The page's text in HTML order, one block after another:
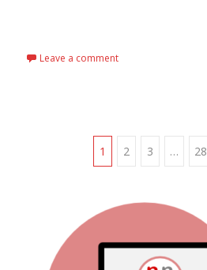
Leave a comment
Posts
navigation
1 2 3 … 28